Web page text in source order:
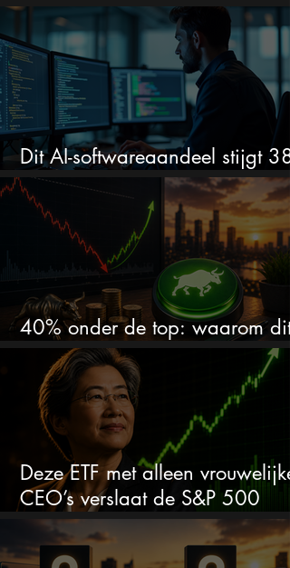
stijgen?
Dit AI-softwareaandeel stijgt
en zet de SaaS-crash op zijn
40% onder de top: waarom dit
aandeel weer interessant wordt
Deze ETF met alleen vrouwelijke
CEO’s verslaat de S&P 500
keihard